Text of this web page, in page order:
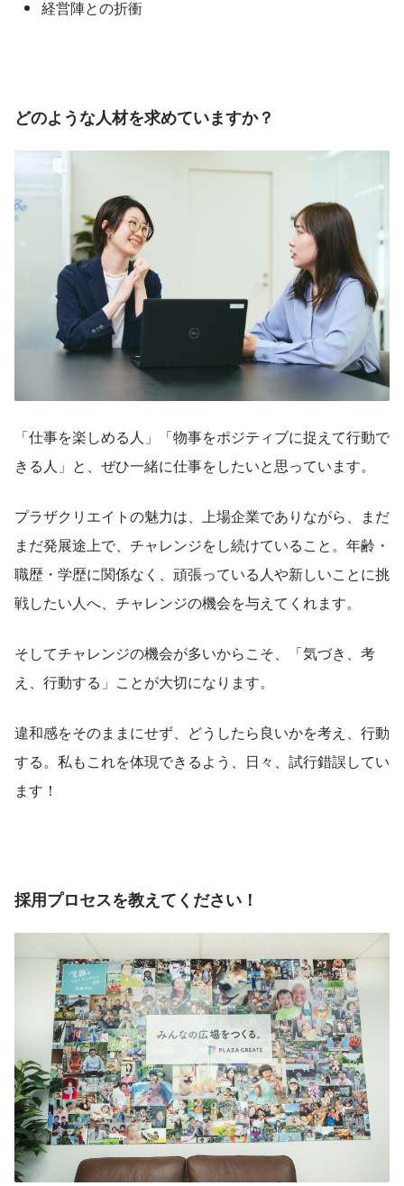
経営陣との折衝
どのような人材を求めていますか？
「仕事を楽しめる人」「物事をポジティブに捉えて行動で
きる人」と、ぜひ一緒に仕事をしたいと思っています。
プラザクリエイトの魅力は、上場企業でありながら、まだ
まだ発展途上で、チャレンジをし続けていること。年齢・
職歴・学歴に関係なく、頑張っている人や新しいことに挑
戦したい人へ、チャレンジの機会を与えてくれます。
そしてチャレンジの機会が多いからこそ、「気づき、考
え、行動する」ことが大切になります。
違和感をそのままにせず、どうしたら良いかを考え、行動
する。私もこれを体現できるよう、日々、試行錯誤してい
ます！
採用プロセスを教えてください！